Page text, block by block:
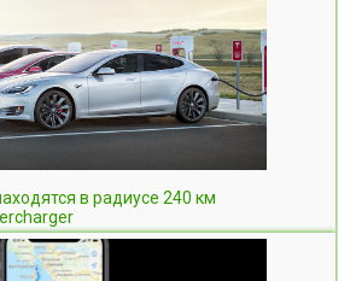
в радиусе 240 км